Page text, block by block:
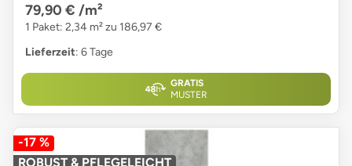
79,90 € /m²
1 Paket: 2,34 m² zu 186,97 €
Lieferzeit: 6 Tage
GRATIS
MUSTER
-17 %
ROBUST & PFLEGELEICHT